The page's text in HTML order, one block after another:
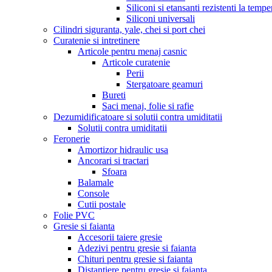
Siliconi si etansanti rezistenti la
Siliconi universali
Cilindri siguranta, yale, chei si port chei
Curatenie si intretinere
Articole pentru menaj casnic
Articole curatenie
Perii
Stergatoare geamuri
Bureti
Saci menaj, folie si rafie
Dezumidificatoare si solutii contra umiditatii
Solutii contra umiditatii
Feronerie
Amortizor hidraulic usa
Ancorari si tractari
Sfoara
Balamale
Console
Cutii postale
Folie PVC
Gresie si faianta
Accesorii taiere gresie
Adezivi pentru gresie si faianta
Chituri pentru gresie si faianta
Distantiere pentru gresie si faianta